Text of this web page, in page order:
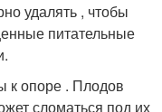
удалять , чтобы
питательные
к опоре . Плодов
сломаться под их